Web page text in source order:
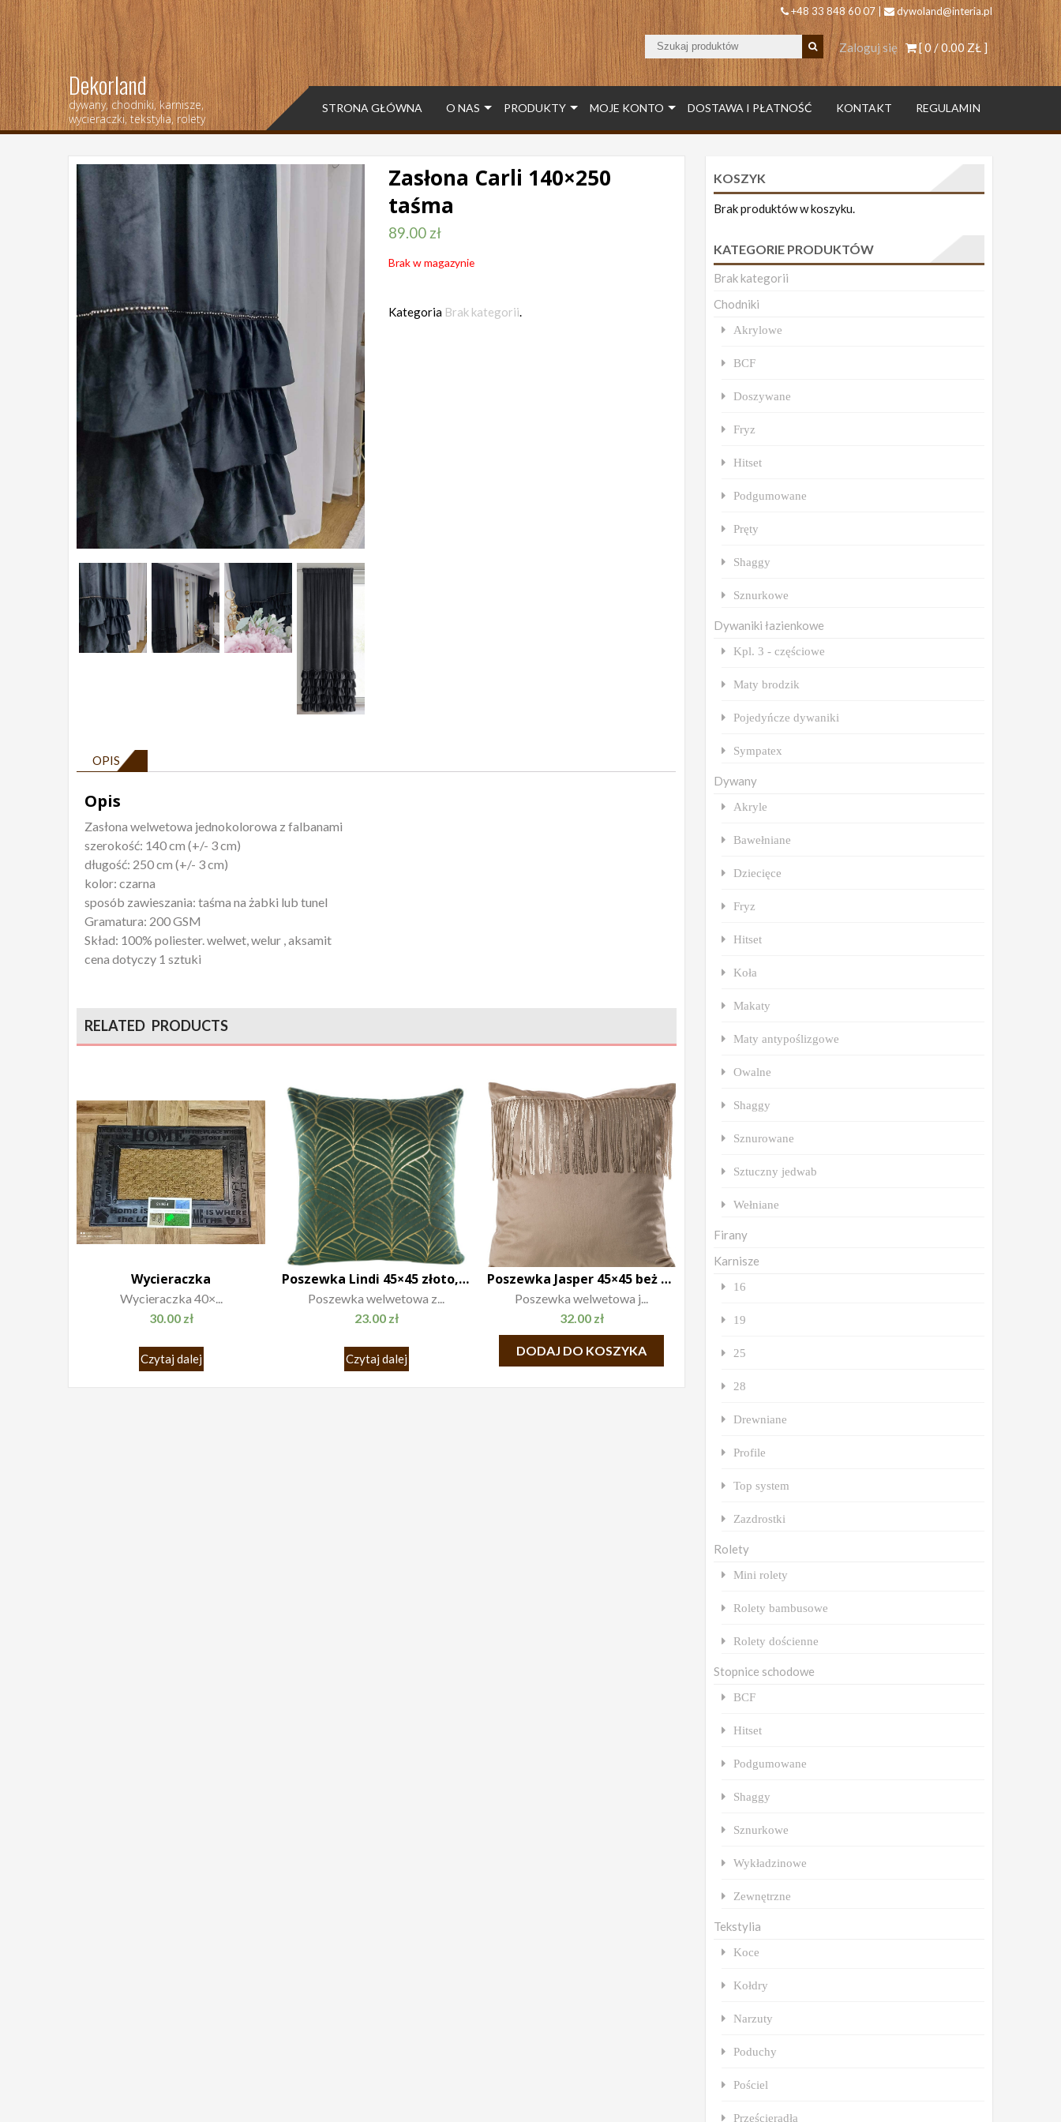
+48 33 848 60 07 | dywoland@interia.pl
[ 0 /0.00 ZŁ]
Zaloguj się
Dekorland
dywany, chodniki, karnisze,
wycieraczki, tekstylia, rolety
STRONA GŁÓWNA O NAS PRODUKTY MOJE KONTO DOSTAWA I PŁATNOŚĆ KONTAKT REGULAMIN
Zasłona Carli 140×250
taśma
89.00 zł
Brak w magazynie
Kategoria Brak kategorii.
OPIS
Opis
Zasłona welwetowa jednokolorowa z falbanami
szerokość: 140 cm (+/- 3 cm)
długość: 250 cm (+/- 3 cm)
kolor: czarna
sposób zawieszania: taśma na żabki lub tunel
Gramatura: 200 GSM
Skład: 100% poliester. welwet, welur , aksamit
cena dotyczy 1 sztuki
RELATED PRODUCTS
Wycieraczka
Wycieraczka 40×...
30.00 zł
Czytaj dalej
Poszewka Lindi 45×45 złoto, zieleń
Poszewka welwetowa z...
23.00 zł
Czytaj dalej
Poszewka Jasper 45×45 beż szampan
Poszewka welwetowa j...
32.00 zł
DODAJ DO KOSZYKA
KOSZYK
Brak produktów w koszyku.
KATEGORIE PRODUKTÓW
Brak kategorii
Chodniki
Akrylowe
BCF
Doszywane
Fryz
Hitset
Podgumowane
Pręty
Shaggy
Sznurkowe
Dywaniki łazienkowe
Kpl. 3 - częściowe
Maty brodzik
Pojedyńcze dywaniki
Sympatex
Dywany
Akryle
Bawełniane
Dziecięce
Fryz
Hitset
Koła
Makaty
Maty antypoślizgowe
Owalne
Shaggy
Sznurowane
Sztuczny jedwab
Wełniane
Firany
Karnisze
16
19
25
28
Drewniane
Profile
Top system
Zazdrostki
Rolety
Mini rolety
Rolety bambusowe
Rolety dościenne
Stopnice schodowe
BCF
Hitset
Podgumowane
Shaggy
Sznurkowe
Wykładzinowe
Zewnętrzne
Tekstylia
Koce
Kołdry
Narzuty
Poduchy
Pościel
Prześcieradła